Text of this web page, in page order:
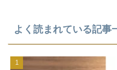
よく読まれている記事